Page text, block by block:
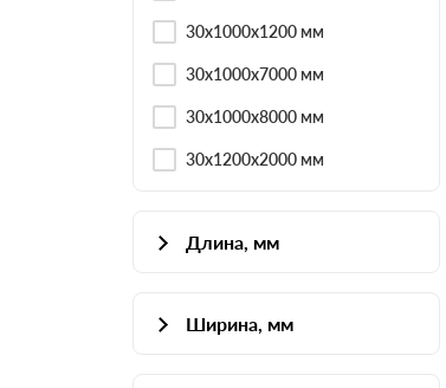
30х1000х1200 мм
30х1000х7000 мм
30х1000х8000 мм
30х1200х2000 мм
Длина, мм
1200
Ширина, мм